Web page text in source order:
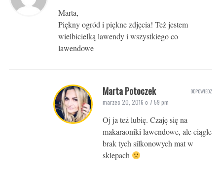
Marta,
Piękny ogród i piękne zdjęcia! Też jestem
wielbicielką lawendy i wszystkiego co
lawendowe
Marta Potoczek
marzec 20, 2016 o 7:59 pm
Oj ja też lubię. Czaję się na
makaraoniki lawendowe, ale ciągle
brak tych silkonowych mat w
sklepach
ODPOWIEDZ